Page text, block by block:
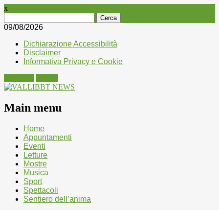
x
per:
09/08/2026
Dichiarazione Accessibilità
Disclaimer
Informativa Privacy e Cookie
Main menu
Skip
content
Home
Appuntamenti
Eventi
Letture
Mostre
Musica
Sport
Spettacoli
Sentiero dell’anima